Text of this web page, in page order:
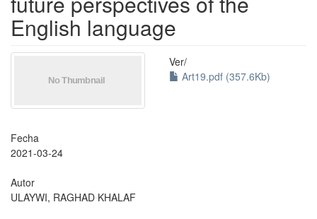
English language
Ver/
Art19.pdf (357.6Kb)
Fecha
2021-03-24
Autor
ULAYWI, RAGHAD KHALAF